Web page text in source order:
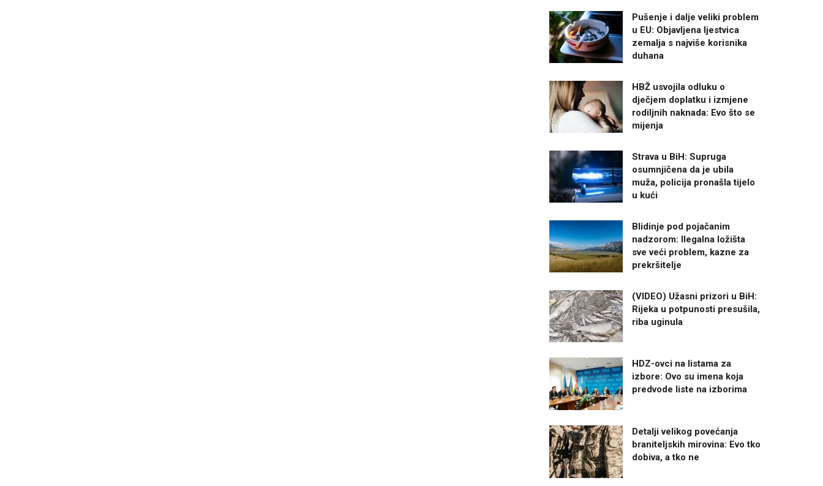
Pušenje i dalje veliki problem
u EU: Objavljena ljestvica
zemalja s najviše korisnika
duhana
HBŽ usvojila odluku o
dječjem doplatku i izmjene
rodiljnih naknada: Evo što se
mijenja
Strava u BiH: Supruga
osumnjičena da je ubila
muža, policija pronašla tijelo
u kući
Blidinje pod pojačanim
nadzorom: Ilegalna ložišta
sve veći problem, kazne za
prekršitelje
(VIDEO) Užasni prizori u BiH:
Rijeka u potpunosti presušila,
riba uginula
HDZ-ovci na listama za
izbore: Ovo su imena koja
predvode liste na izborima
Detalji velikog povećanja
braniteljskih mirovina: Evo tko
dobiva, a tko ne